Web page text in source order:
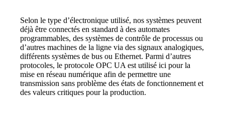
Selon le type d’électronique utilisé, nos systèmes peuvent
déjà être connectés en standard à des automates
programmables, des systèmes de contrôle de processus ou
d’autres machines de la ligne via des signaux analogiques,
différents systèmes de bus ou Ethernet. Parmi d’autres
protocoles, le protocole OPC UA est utilisé ici pour la
mise en réseau numérique afin de permettre une
transmission sans problème des états de fonctionnement et
des valeurs critiques pour la production.